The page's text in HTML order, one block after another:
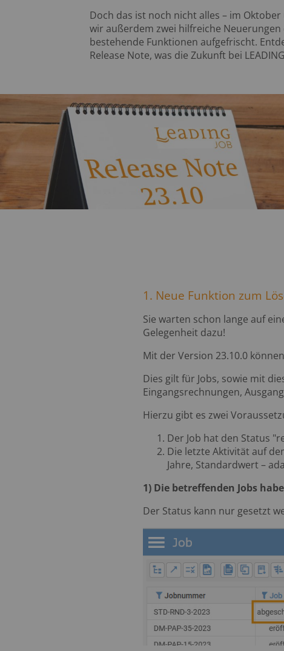
Doch das ist noch nicht alles – im
wir außerdem zwei hilfreiche
bestehende Funktionen aufgefrischt.
Release Note, was die Zukunft bei
1. Neue Funktion zum
Sie warten schon lange auf
Gelegenheit dazu!
Mit der Version 23.10.0
Dies gilt für Jobs, sowie mit
Eingangsrechnungen,
Hierzu gibt es zwei
Der Job hat den Status
Die letzte Aktivität auf
Jahre, Standardwert –
1) Die betreffenden Jobs
Der Status kann nur gesetzt